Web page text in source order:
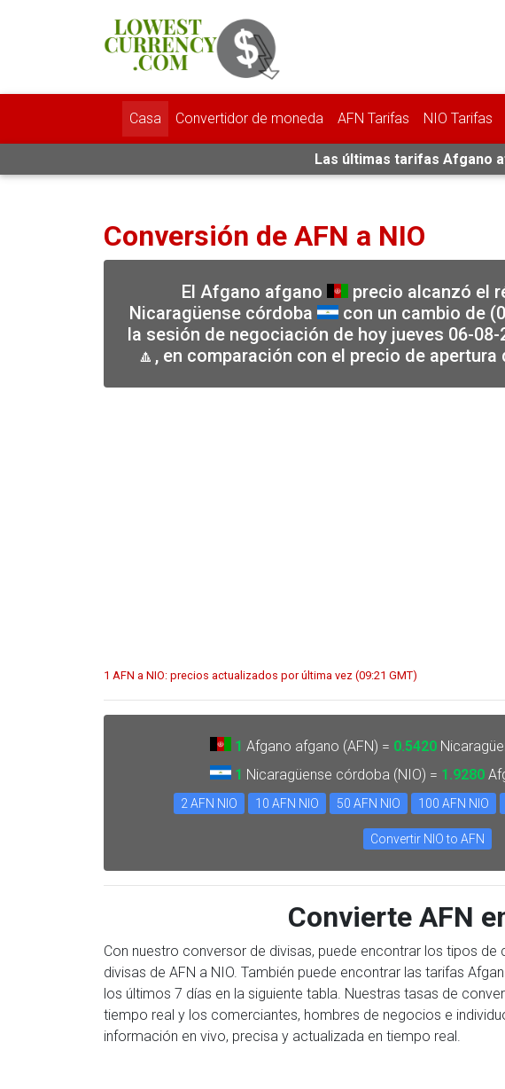
Casa Convertidor de moneda AFN Tarifas NIO Tarifas
Las últimas tarifas Afgano
Conversión de AFN a NIO
El Afgano afgano
precio alcanzó el
Nicaragüense córdoba
con un cambio de
la sesión de negociación de hoy jueves 06-08-
🔼, en comparación con el precio de apertura
1 AFN a NIO: precios actualizados por última vez (09:21 GMT)
1 Afgano afgano (AFN) = 0.5420
1 Nicaragüense córdoba (NIO) = 1.9280
2 AFN NIO 10 AFN NIO 50 AFN NIO 100 AFN NIO
Convertir NIO to AFN
Convierte AFN
Con nuestro conversor de divisas, puede encontrar los tipos
divisas de AFN a NIO. También puede encontrar las tarifas
los últimos 7 días en la siguiente tabla. Nuestras tasas de
tiempo real y los comerciantes, hombres de negocios e
información en vivo, precisa y actualizada en tiempo real.